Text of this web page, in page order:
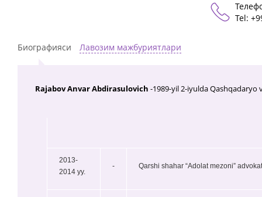
Теl:
Биографияси Лавозим мажбуриятлари
Rajabov Anvar Abdirasulovich -1989-yil 2-iyulda Qashqadaryo
2013-
2014 yy.
- Qarshi shahar “Adolat mezoni”